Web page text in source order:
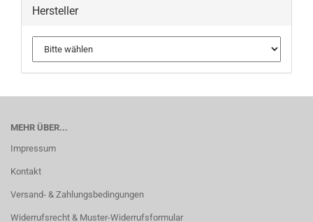
Hersteller
MEHR ÜBER...
Impressum
Kontakt
Versand- & Zahlungsbedingungen
Widerrufsrecht & Muster-Widerrufsformular